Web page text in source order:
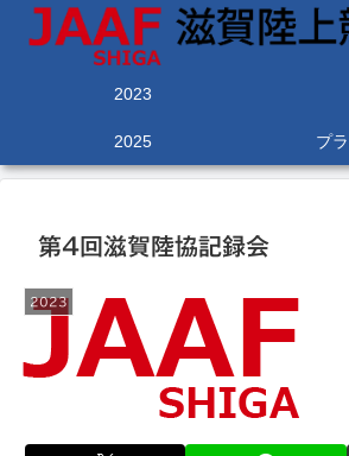
2023
2025 プ
第4回滋賀陸協記録会
2023